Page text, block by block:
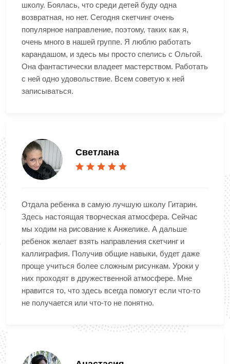
школу. Боялась, что среди детей буду одна
возвратная, но нет. Сегодня скетчинг очень
популярное направление, поэтому, таких как я,
очень много в нашей группе. Я люблю работать
карандашом, и здесь мы просто спелись с Ольгой.
Она фантастически владеет мастерством. Работать
с ней одно удовольствие. Всем советую к ней
записываться.
Светлана
Отдала ребенка в самую лучшую школу Гитарин.
Здесь настоящая творческая атмосфера. Сейчас
мы ходим на рисование к Анжелике. А дальше
ребенок желает взять направления скетчинг и
каллиграфия. Получив общие навыки, будет даже
проще учиться более сложным рисункам. Уроки у
них проходят в дружественной атмосфере. Мне
нравится то, что здесь всегда помогут если что-то
не получается или что-то не понятно.